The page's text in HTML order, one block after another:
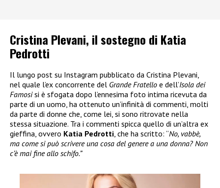
Cristina Plevani, il sostegno di Katia
Pedrotti
Il lungo post su Instagram pubblicato da Cristina Plevani,
nel quale l’ex concorrente del Grande Fratello e dell’Isola dei
Famosisi è sfogata dopo l’ennesima foto intima ricevuta da
parte di un uomo, ha ottenuto un’infinità di commenti, molti
da parte di donne che, come lei, si sono ritrovate nella
stessa situazione. Tra i commenti spicca quello di un’altra ex
gieffina, ovvero Katia Pedrotti, che ha scritto: “No, vabbè,
ma come si può scrivere una cosa del genere a una donna? Non
c’è mai fine allo schifo.”